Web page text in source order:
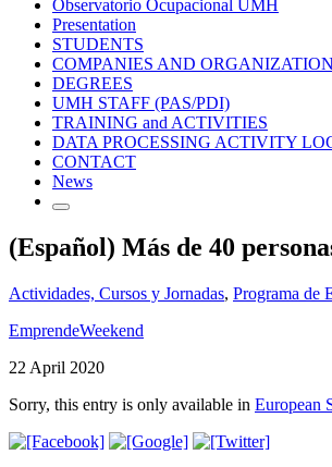
Observatorio Ocupacional UMH
Presentation
STUDENTS
COMPANIES AND
DEGREES
UMH STAFF (PAS/PDI)
TRAINING and ACTIVITIES
DATA PROCESSING ACTIVITY
CONTACT
News
(Español) Más de 40
Actividades, Cursos y Jornadas, Programa de
EmprendeWeekend
22 April 2020
Sorry, this entry is only available in European